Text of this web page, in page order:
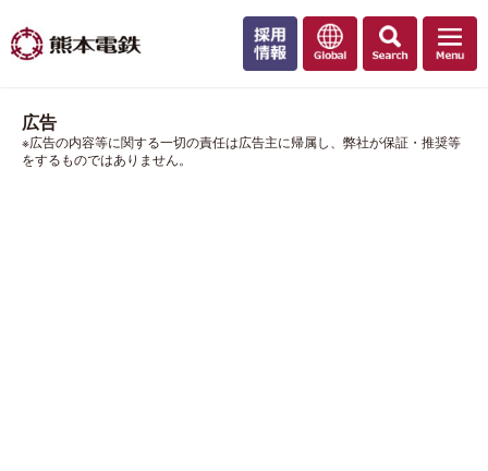
広告
※広告の内容等に関する一切の責任は広告主に帰属し、弊社が保証・推奨等
をするものではありません。